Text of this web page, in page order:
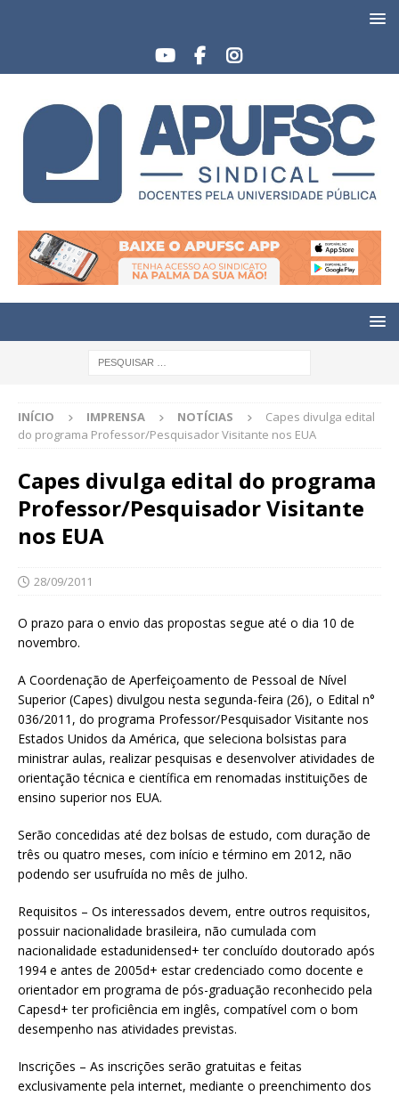
INÍCIO IMPRENSA NOTÍCIAS
Capes divulga edital
do programa Professor/Pesquisador Visitante nos EUA
Capes divulga edital do programa
Professor/Pesquisador Visitante
nos EUA
28/09/2011
O prazo para o envio das propostas segue até o dia 10 de
novembro.
A Coordenação de Aperfeiçoamento de Pessoal de Nível
Superior (Capes) divulgou nesta segunda-feira (26), o Edital n°
036/2011, do programa Professor/Pesquisador Visitante nos
Estados Unidos da América, que seleciona bolsistas para
ministrar aulas, realizar pesquisas e desenvolver atividades de
orientação técnica e científica em renomadas instituições de
ensino superior nos EUA.
Serão concedidas até dez bolsas de estudo, com duração de
três ou quatro meses, com início e término em 2012, não
podendo ser usufruída no mês de julho.
Requisitos – Os interessados devem, entre outros requisitos,
possuir nacionalidade brasileira, não cumulada com
nacionalidade estadunidensed+ ter concluído doutorado após
1994 e antes de 2005d+ estar credenciado como docente e
orientador em programa de pós-graduação reconhecido pela
Capesd+ ter proficiência em inglês, compatível com o bom
desempenho nas atividades previstas.
Inscrições – As inscrições serão gratuitas e feitas
exclusivamente pela internet, mediante o preenchimento dos